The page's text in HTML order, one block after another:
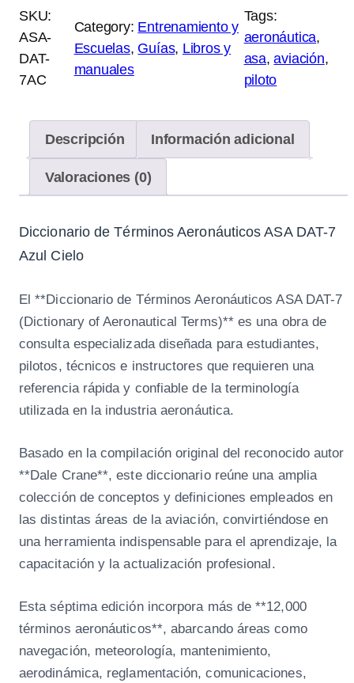
c
c
i
o
e
i
n
o
s
A
r
n
á
u
t
c
o
s
A
SKU:
ASA-
DAT-
7AC
Category: Entrenamiento y
Escuelas, Guías, Libros y
manuales
Tags:
aeronáutica
asa, aviación
piloto
Descripción Información adicional
Valoraciones (0)
Diccionario de Términos Aeronáuticos ASA DAT-7
Azul Cielo
El **Diccionario de Términos Aeronáuticos ASA DAT-7
(Dictionary of Aeronautical Terms)** es una obra de
consulta especializada diseñada para estudiantes,
pilotos, técnicos e instructores que requieren una
referencia rápida y confiable de la terminología
utilizada en la industria aeronáutica.
Basado en la compilación original del reconocido autor
**Dale Crane**, este diccionario reúne una amplia
colección de conceptos y definiciones empleados en
las distintas áreas de la aviación, convirtiéndose en
una herramienta indispensable para el aprendizaje, la
capacitación y la actualización profesional.
Esta séptima edición incorpora más de **12,000
términos aeronáuticos**, abarcando áreas como
navegación, meteorología, mantenimiento,
aerodinámica, reglamentación, comunicaciones,